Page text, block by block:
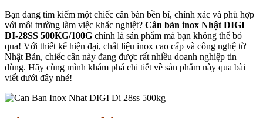
Bạn đang tìm kiếm một chiếc cân bàn bền bỉ, chính xác và phù hợp
với môi trường làm việc khắc nghiệt? Cân bàn inox Nhật DIGI
DI-28SS 500KG/100G chính là sản phẩm mà bạn không thể bỏ
qua! Với thiết kế hiện đại, chất liệu inox cao cấp và công nghệ từ
Nhật Bản, chiếc cân này đang được rất nhiều doanh nghiệp tin
dùng. Hãy cùng mình khám phá chi tiết về sản phẩm này qua bài
viết dưới đây nhé!